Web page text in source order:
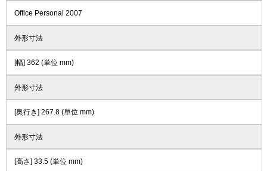
Office Personal 2007
外形寸法
[幅] 362 (単位 mm)
外形寸法
[奥行き] 267.8 (単位 mm)
外形寸法
[高さ] 33.5 (単位 mm)